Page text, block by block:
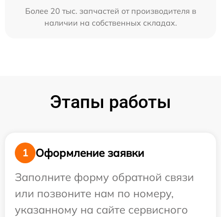
Более 20 тыс. запчастей от производителя в
наличии на собственных складах.
Этапы работы
1
Оформление заявки
Заполните форму обратной связи
или позвоните нам по номеру,
указанному на сайте сервисного